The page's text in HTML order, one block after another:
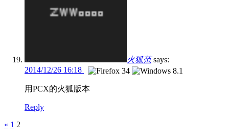
火狐范 says:
2014/12/26 16:18
用PCX的火狐版本
Reply
Pages
« 1 2